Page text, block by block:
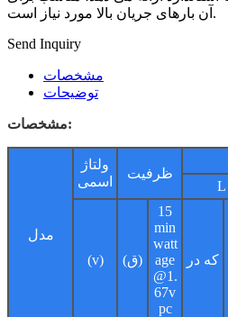
آن بارهای جریان بالا مورد نیاز است.
Send Inquiry
مشخصات
توضیحات
مشخصات:
مدل
ولتاژ
اسمی
ظرفیت
L
(v) (ق)
15
min
watt
age
@1.
67v
pc
که در